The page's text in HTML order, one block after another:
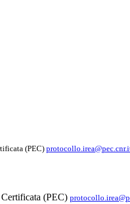
(PEC)
(PEC)